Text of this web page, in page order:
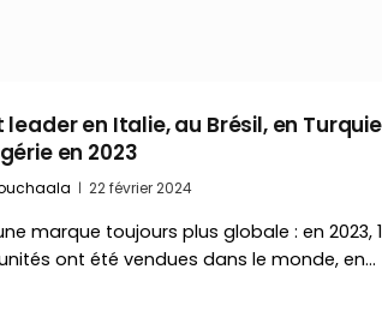
leader en Italie, au Brésil, en Turquie
en 2023
22 février 2024
marque toujours plus globale : en 2023,
ont été vendues dans le monde, en…